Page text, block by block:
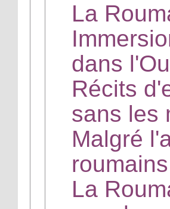
La
dans
Récits
sans les
Malgré
La